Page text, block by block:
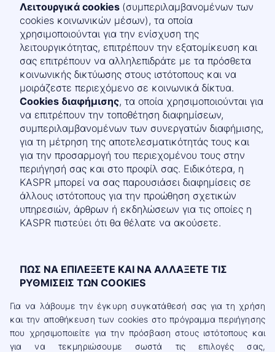
Λειτουργικά cookies (συμπεριλαμβανομένων των
cookies κοινωνικών μέσων), τα οποία
χρησιμοποιούνται για την ενίσχυση της
λειτουργικότητας, επιτρέπουν την εξατομίκευση και
σας επιτρέπουν να αλληλεπιδράτε με τα πρόσθετα
κοινωνικής δικτύωσης στους ιστότοπους και να
μοιράζεστε περιεχόμενο σε κοινωνικά δίκτυα.
Cookies διαφήμισης, τα οποία χρησιμοποιούνται για
να επιτρέπουν την τοποθέτηση διαφημίσεων,
συμπεριλαμβανομένων των συνεργατών διαφήμισης,
για τη μέτρηση της αποτελεσματικότητάς τους και
για την προσαρμογή του περιεχομένου τους στην
περιήγησή σας και στο προφίλ σας. Ειδικότερα, η
KASPR μπορεί να σας παρουσιάσει διαφημίσεις σε
άλλους ιστότοπους για την προώθηση σχετικών
υπηρεσιών, άρθρων ή εκδηλώσεων για τις οποίες η
KASPR πιστεύει ότι θα θέλατε να ακούσετε.
ΠΩΣ ΝΑ ΕΠΙΛΕΞΕΤΕ ΚΑΙ ΝΑ ΑΛΛΑΞΕΤΕ ΤΙΣ
ΡΥΘΜΙΣΕΙΣ ΤΩΝ COOKIES
Για να λάβουμε την έγκυρη συγκατάθεσή σας για τη χρήση
και την αποθήκευση των cookies στο πρόγραμμα περιήγησης
που χρησιμοποιείτε για την πρόσβαση στους ιστότοπους και
για να τεκμηριώσουμε σωστά τις επιλογές σας,